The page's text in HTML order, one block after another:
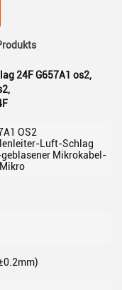
24F G657A1 os2,
,
OS2
Luft-Schlag
Mikrokabel-